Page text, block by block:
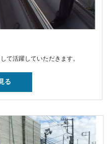
て活躍していただきます。
る